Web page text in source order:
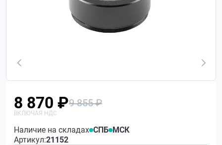
8 870 ₽9 855 ₽
Наличие на складах СПБ МСК
Артикул:21152